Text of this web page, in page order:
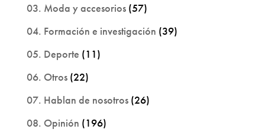
03. Moda y accesorios(57)
04. Formación e investigación (39)
05. Deporte (11)
06. Otros(22)
07. Hablan de nosotros(26)
08. Opinión (196)